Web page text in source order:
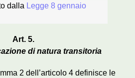
dalla Legge 8 gennaio
Art. 5.
di natura transitoria
2 dell’articolo 4 definisce le